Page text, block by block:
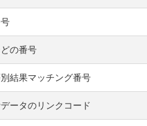
の番号
結果マッチング番号
ータのリンクコード